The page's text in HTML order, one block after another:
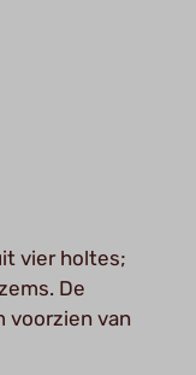
vier holtes;
De
voorzien van